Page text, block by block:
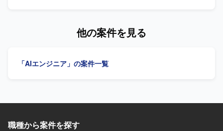
クラウドベースのID管理およびデバイス管理環境を利用い
できるポジションです。 【開発環境】 Next.jsやLaravelを
技術なども用いながら、AI関連のAPIやサービスと連携した
せるためのシステム設計・開発・テストを行っていただき
人物像】 チームとのコミュニケーションを大切にできる方
る方を歓迎します。 【ポジションの魅力】 次世代物流シス
モノリシックな基幹システムからの脱却や生成AIの活用な
他の案件を見る
「AIエンジニア」の案件一覧
職種から案件を探す